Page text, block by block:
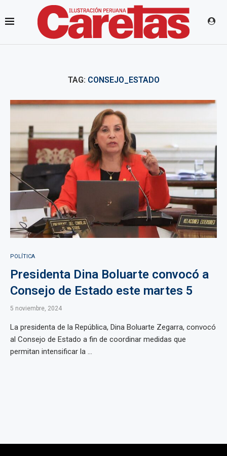
TAG: CONSEJO_ESTADO
POLÍTICA
Presidenta Dina Boluarte convocó a
Consejo de Estado este martes 5
5 noviembre, 2024
La presidenta de la República, Dina Boluarte Zegarra, convocó
al Consejo de Estado a fin de coordinar medidas que
permitan intensificar la ...